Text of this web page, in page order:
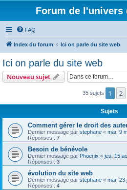
Forum de l'univers
FAQ
Index du forum Ici on parle du site web
Ici on parle du site web
Nouveau sujet
35 sujets 1 2
Sujets
Comment gérer le droit des
Dernier message par stephane « mar. 9
Réponses : 7
Besoin de bénévole
Dernier message par Phoenix « jeu. 15
Réponses : 3
évolution du site web
Dernier message par stephane « mar. 23
Réponses : 4